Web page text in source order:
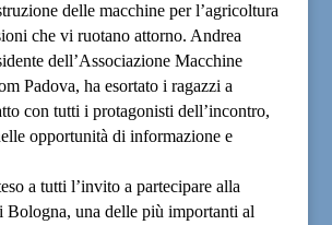
delle macchine per l’agricoltura
che vi ruotano attorno. Andrea
dell’Associazione Macchine
Padova, ha esortato i ragazzi a
con tutti i protagonisti dell’incontro,
opportunità di informazione e
a tutti l’invito a partecipare alla
Bologna, una delle più importanti al